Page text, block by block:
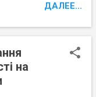
методу (ПЦМ)
–
ДАЛЕЕ...
на